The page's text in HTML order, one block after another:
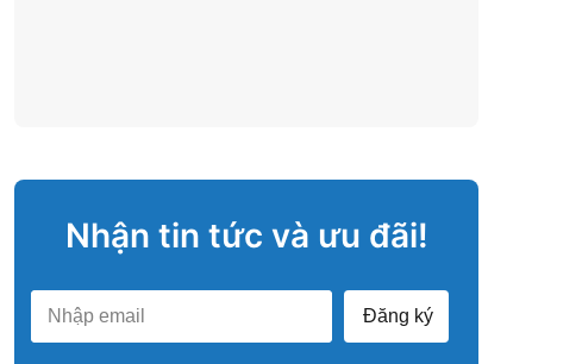
Nhận tin tức và ưu đãi!
Đăng ký